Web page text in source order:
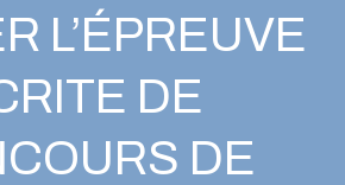
L’ÉPREUVE
DE
DE